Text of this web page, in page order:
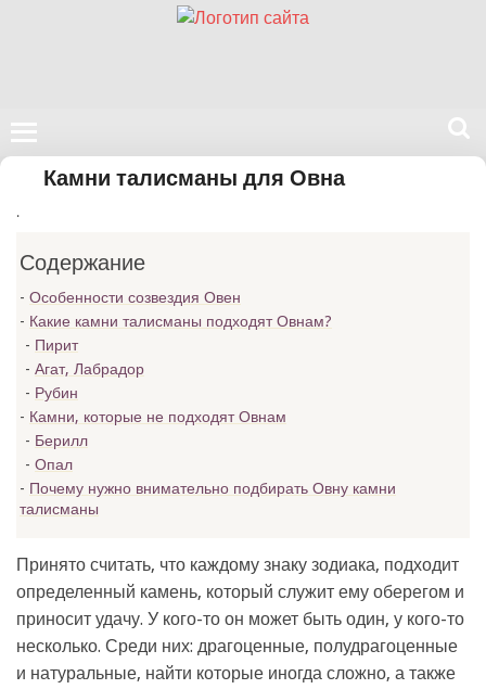
Поиск
нашем
Камни талисманы для Овна
.
Содержание
Особенности созвездия Овен
Какие камни талисманы подходят Овнам?
Пирит
Агат, Лабрадор
Рубин
Камни, которые не подходят Овнам
Берилл
Опал
Почему нужно внимательно подбирать Овну камни
талисманы
Принято считать, что каждому знаку зодиака, подходит
определенный камень, который служит ему оберегом и
приносит удачу. У кого-то он может быть один, у кого-то
несколько. Среди них: драгоценные, полудрагоценные
и натуральные, найти которые иногда сложно, а также